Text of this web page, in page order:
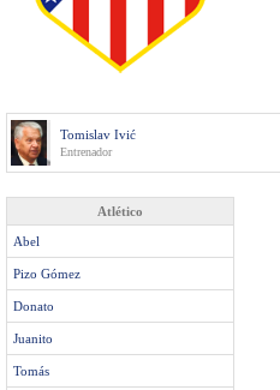
Tomislav Ivić
Entrenador
Atlético
Abel
Pizo Gómez
Donato
Juanito
Tomás